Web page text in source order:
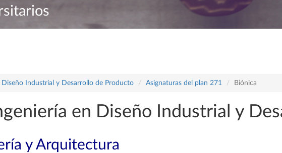
Industrial y Desarrollo de Producto Asignaturas del plan 271 Biónica
en Diseño Industrial y
y Arquitectura